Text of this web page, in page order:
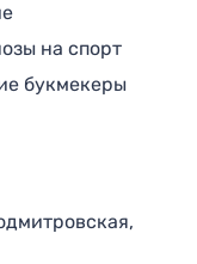
на спорт
букмекеры